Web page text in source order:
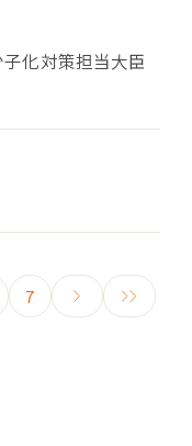
化対策担当大臣
7